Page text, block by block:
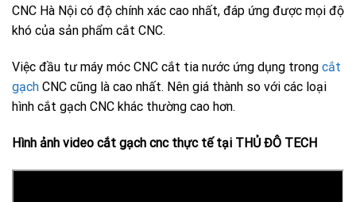
CNC Hà Nội có độ chính xác cao nhất, đáp ứng được mọi độ
khó của sản phẩm cắt CNC.
Việc đầu tư máy móc CNC cắt tia nước ứng dụng trong cắt
gạch CNC cũng là cao nhất. Nên giá thành so với các loại
hình cắt gạch CNC khác thường cao hơn.
Hình ảnh video cắt gạch cnc thực tế tại THỦ ĐÔ TECH